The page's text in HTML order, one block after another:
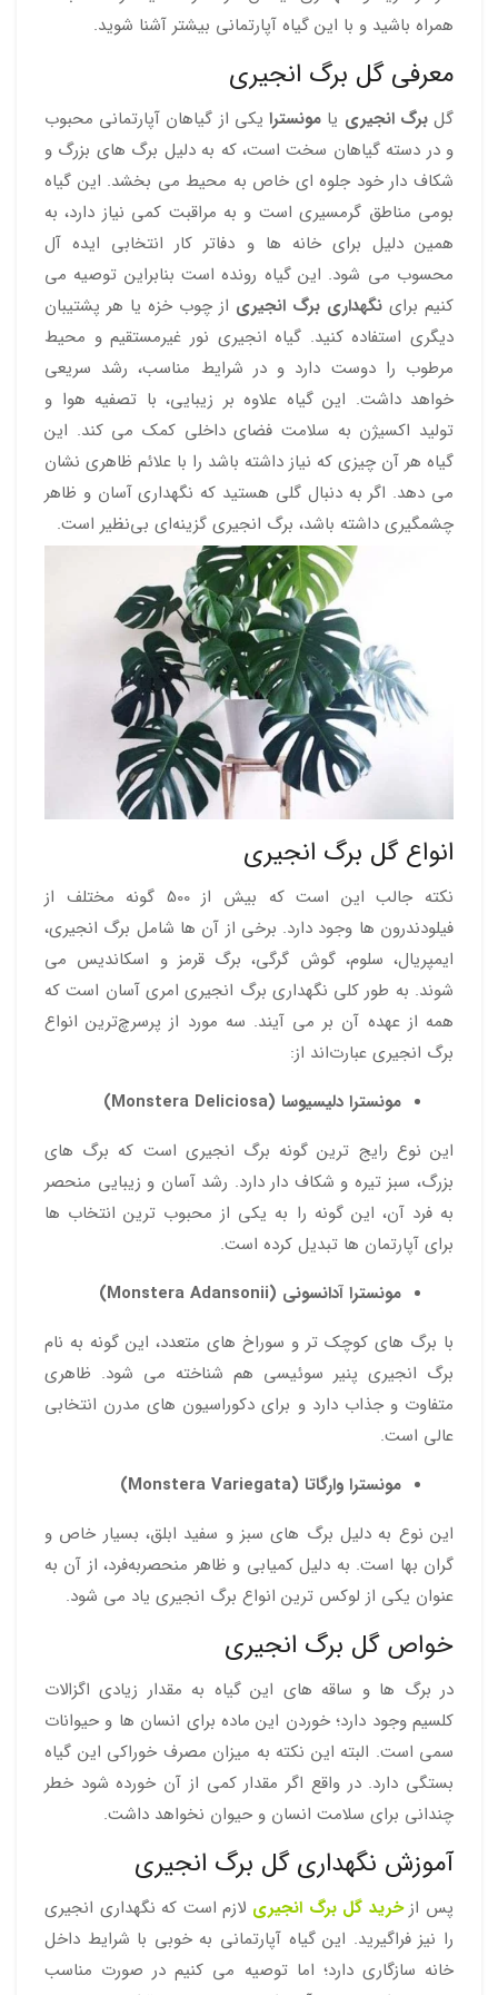
همراه باشید و با این گیاه آپارتمانی بیشتر آشنا شوید.
معرفی گل برگ انجیری
گلبرگ انجیری یا مونسترایکی از گیاهان آپارتمانی محبوب
و در دسته گیاهان سخت است، که به دلیل برگ‌ های بزرگ و
شکاف‌ دار خود جلوه‌ ای خاص به محیط می‌ بخشد. این گیاه
بومی مناطق گرمسیری است و به مراقبت کمی نیاز دارد، به
همین دلیل برای خانه‌ ها و دفاتر کار انتخابی ایده‌ آل
محسوب می‌ شود. این گیاه رونده است بنابراین توصیه می
کنیم برای نگهداری برگ انجیری از چوب خزه یا هر پشتیبان
دیگری استفاده کنید. گیاه انجیری نور غیرمستقیم و محیط
مرطوب را دوست دارد و در شرایط مناسب، رشد سریعی
خواهد داشت. این گیاه علاوه بر زیبایی، با تصفیه هوا و
تولید اکسیژن به سلامت فضای داخلی کمک می‌ کند. این
گیاه هر آن چیزی که نیاز داشته باشد را با علائم ظاهری نشان
می دهد. اگر به دنبال گلی هستید که نگهداری آسان و ظاهر
چشمگیری داشته باشد، برگ انجیری گزینه‌ای بی‌نظیر است.
انواع گل برگ انجیری
نکته جالب این است که بیش از 500 گونه مختلف از
فیلودندرون ها وجود دارد. برخی از آن ها شامل برگ انجیری،
ایمپریال، سلوم، گوش گرگی، برگ قرمز و اسکاندیس می
شوند. به طور کلی نگهداری برگ انجیری امری آسان است که
همه از عهده آن بر می آیند. سه مورد از پرسرچ‌ترین انواع
برگ انجیری عبارت‌اند از:
مونسترا دلیسیوسا (Monstera Deliciosa)
این نوع رایج‌ ترین گونه برگ انجیری است که برگ‌ های
بزرگ، سبز تیره و شکاف‌ دار دارد. رشد آسان و زیبایی منحصر
به فرد آن، این گونه را به یکی از محبوب‌ ترین انتخاب‌ ها
برای آپارتمان‌ ها تبدیل کرده است.
مونسترا آدانسونی (Monstera Adansonii)
با برگ‌ های کوچک‌ تر و سوراخ‌ های متعدد، این گونه به نام
برگ انجیری پنیر سوئیسی هم شناخته می‌ شود. ظاهری
متفاوت و جذاب دارد و برای دکوراسیون‌ های مدرن انتخابی
عالی است.
مونسترا وارگاتا (Monstera Variegata)
این نوع به دلیل برگ‌ های سبز و سفید ابلق، بسیار خاص و
گران‌ بها است. به دلیل کمیابی و ظاهر منحصربه‌فرد، از آن به
عنوان یکی از لوکس‌ ترین انواع برگ انجیری یاد می‌ شود.
خواص گل برگ انجیری
در برگ ها و ساقه های این گیاه به مقدار زیادی اگزالات
کلسیم وجود دارد؛ خوردن این ماده برای انسان ها و حیوانات
سمی است. البته این نکته به میزان مصرف خوراکی این گیاه
بستگی دارد. در واقع اگر مقدار کمی از آن خورده شود خطر
چندانی برای سلامت انسان و حیوان نخواهد داشت.
آموزش نگهداری گل برگ انجیری
پس ازخرید گل برگ انجیری لازم است که نگهداری انجیری
را نیز فراگیرید. این گیاه آپارتمانی به خوبی با شرایط داخل
خانه سازگاری دارد؛ اما توصیه می کنیم در صورت مناسب